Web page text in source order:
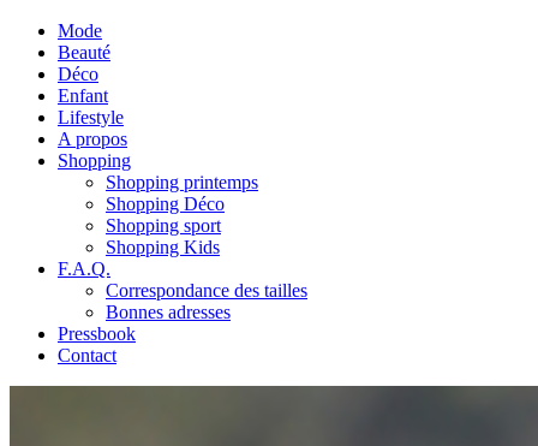
Mode
Beauté
Déco
Enfant
Lifestyle
A propos
Shopping
Shopping printemps
Shopping Déco
Shopping sport
Shopping Kids
F.A.Q.
Correspondance des tailles
Bonnes adresses
Pressbook
Contact